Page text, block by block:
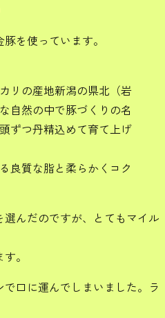
を使っています。
リの産地新潟の県北（岩
自然の中で豚づくりの名
ずつ丹精込めて育て上げ
良質な脂と柔らかくコク
んだのですが、とてもマイル
。
口に運んでしまいました。ラ